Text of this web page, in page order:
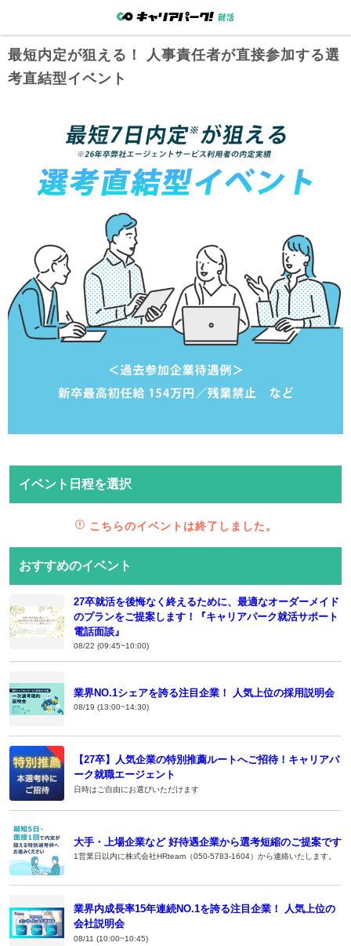
最短内定が狙える！ 人事責任者が直接参加する選
考直結型イベント
イベント日程を選択
こちらのイベントは終了しました。
おすすめのイベント
27卒就活を後悔なく終えるために、最適なオーダーメイド
のプランをご提案します！『キャリアパーク就活サポート
電話面談』
08/22 (09:45~10:00)
業界NO.1シェアを誇る注目企業！ 人気上位の採用説明会
08/19 (13:00~14:30)
【27卒】人気企業の特別推薦ルートへご招待！キャリアパ
ーク就職エージェント
日時はご自由にお選びいただけます
大手・上場企業など 好待遇企業から選考短縮のご提案です
1営業日以内に株式会社HRteam（050-5783-1604）から連絡いたします。
業界内成長率15年連続NO.1を誇る注目企業！ 人気上位の
会社説明会
08/11 (10:00~10:45)